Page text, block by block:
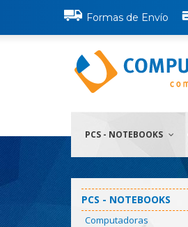
Formas de Envío
PCS - NOTEBOOKS
PCS - NOTEBOOKS
Computadoras